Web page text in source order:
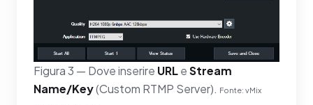
Figura 3 — Dove inserire URLeStream
Name/Key(Custom RTMP Server). Fonte: vMix